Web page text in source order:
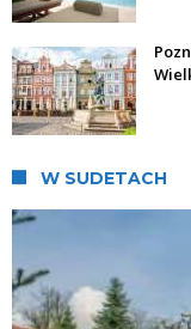
W SUDETACH